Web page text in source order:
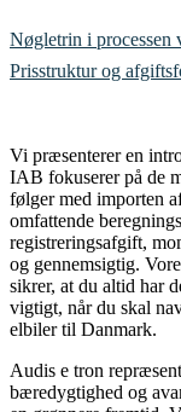
Nøgletrin i processen
Prisstruktur og
Vi præsenterer en
IAB fokuserer på de
følger med importen
omfattende
registreringsafgift,
og gennemsigtig.
sikrer, at du altid har
vigtigt, når du skal
elbiler til Danmark.
Audis e tron
bæredygtighed og